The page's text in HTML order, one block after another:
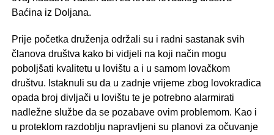
Baćina iz Doljana.
Prije početka druženja održali su i radni sastanak svih
članova društva kako bi vidjeli na koji način mogu
poboljšati kvalitetu u lovištu a i u samom lovačkom
društvu. Istaknuli su da u zadnje vrijeme zbog lovokradica
opada broj divljači u lovištu te je potrebno alarmirati
nadležne službe da se pozabave ovim problemom. Kao i
u proteklom razdoblju napravljeni su planovi za očuvanje